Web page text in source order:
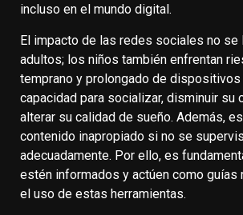
incluso en el mundo digital.
El impacto de las redes sociales no se
adultos; los niños también enfrentan
temprano y prolongado de
capacidad para socializar, disminuir su
alterar su calidad de sueño. Además,
contenido inapropiado si no se
adecuadamente. Por ello, es
estén informados y actúen como guías
el uso de estas herramientas.